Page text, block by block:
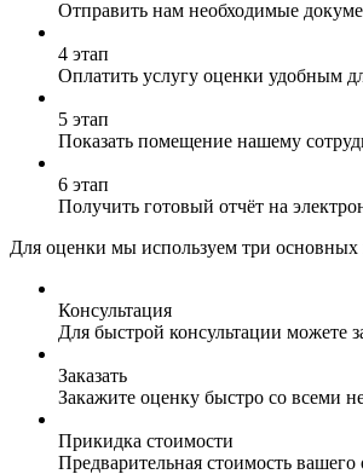
Отправить нам необходимые
4 этап
Оплатить услугу оценки удобным
5 этап
Показать помещение нашему
6 этап
Получить готовый отчёт на
Для оценки мы используем три основных
Консультация
Для быстрой консультации можете
Заказать
Закажите оценку быстро со всеми
Прикидка стоимости
Предварительная стоимость вашего